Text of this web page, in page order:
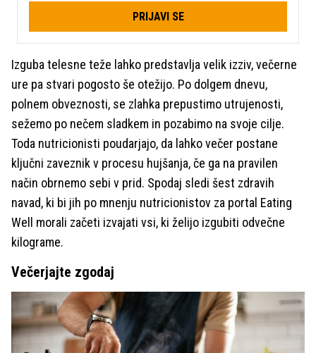
PRIJAVI SE
Izguba telesne teže lahko predstavlja velik izziv, večerne
ure pa stvari pogosto še otežijo. Po dolgem dnevu,
polnem obveznosti, se zlahka prepustimo utrujenosti,
sežemo po nečem sladkem in pozabimo na svoje cilje.
Toda nutricionisti poudarjajo, da lahko večer postane
ključni zaveznik v procesu hujšanja, če ga na pravilen
način obrnemo sebi v prid. Spodaj sledi šest zdravih
navad, ki bi jih po mnenju nutricionistov za portal Eating
Well morali začeti izvajati vsi, ki želijo izgubiti odvečne
kilograme.
Večerjajte zgodaj